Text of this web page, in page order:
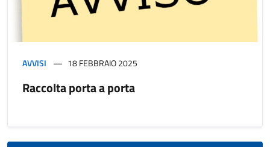
AVVISI 18 FEBBRAIO 2025
Raccolta porta a porta